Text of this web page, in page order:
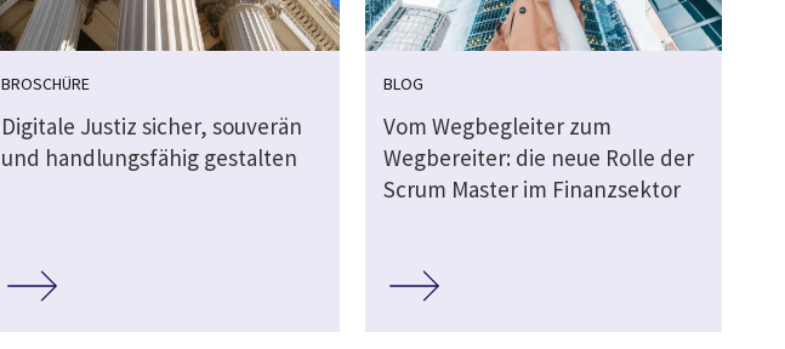
BROSCHÜRE
Digitale Justiz sicher, souverän
und handlungsfähig gestalten
BLOG
Vom Wegbegleiter zum
Wegbereiter: die neue Rolle der
Scrum Master im Finanzsektor